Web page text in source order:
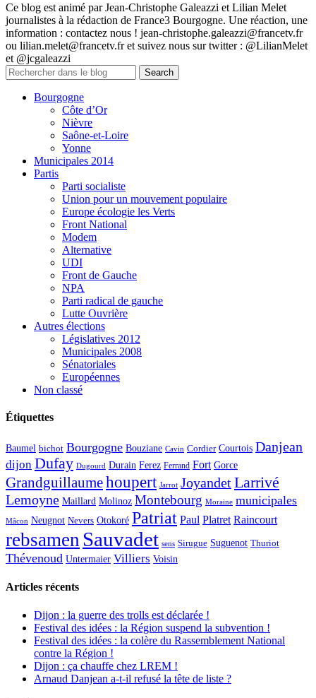
Ce blog est animé par Jean-Christophe Galeazzi et Lilian Melet
journalistes à la rédaction de France3 Bourgogne. Une réaction, une
information : contactez nous ! jean-christophe.galeazzi@francetv.fr
ou lilian.melet@francetv.fr et suivez nous sur twitter : @LilianMelet
et @jcgaleazzi
Bourgogne
Côte d’Or
Nièvre
Saône-et-Loire
Yonne
Municipales 2014
Partis
Parti socialiste
Union pour un mouvement populaire
Europe écologie les Verts
Front National
Modem
Alternative
UDI
Front de Gauche
NPA
Parti radical de gauche
Lutte Ouvrière
Autres élections
Législatives 2012
Municipales 2008
Sénatoriales
Européennes
Non classé
Étiquettes
Baumel bichot Bourgogne Bouziane Cavin Cordier Courtois Danjean
dijon Dufay Dugourd Durain Ferez Ferrand Fort Gorce
Grandguillaumehoupert Jarrot JoyandetLarrivé
Lemoyne Maillard Molinoz Montebourg Moraine municipales
Mâcon Neugnot Nevers Otokoré Patriat Paul Platret Raincourt
rebsamen Sauvadet sens Sirugue Suguenot Thuriot
Thévenoud Untermaier Villiers Voisin
Articles récents
Dijon : la guerre des trolls est déclarée !
Festival des idées : la Région suspend la subvention !
Festival des idées : la colère du Rassemblement National
contre la Région !
Dijon : ça chauffe chez LREM !
Arnaud Danjean a-t-il refusé la tête de liste ?